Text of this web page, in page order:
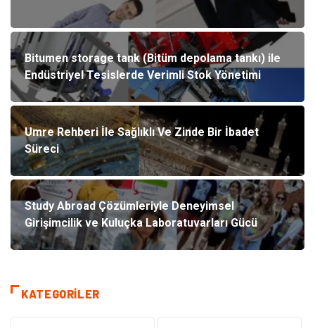
Bitumen storage tank (Bitüm depolama tankı) ile
Endüstriyel Tesislerde Verimli Stok Yönetimi
Umre Rehberi İle Sağlıklı Ve Zinde Bir İbadet
Süreci
Study Abroad Çözümleriyle Deneyimsel
Girişimcilik ve Kuluçka Laboratuvarları Gücü
KATEGORILER